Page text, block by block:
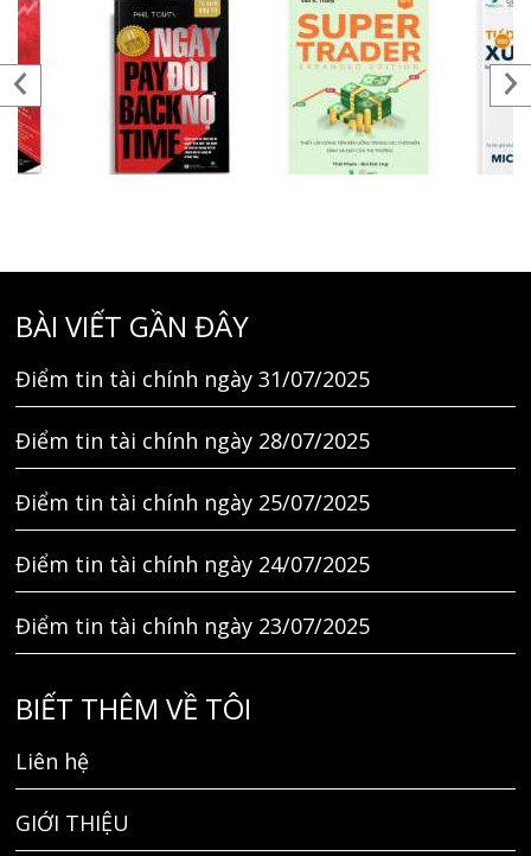
BÀI VIẾT GẦN ĐÂY
Điểm tin tài chính ngày 31/07/2025
Điểm tin tài chính ngày 28/07/2025
Điểm tin tài chính ngày 25/07/2025
Điểm tin tài chính ngày 24/07/2025
Điểm tin tài chính ngày 23/07/2025
BIẾT THÊM VỀ TÔI
Liên hệ
GIỚI THIỆU